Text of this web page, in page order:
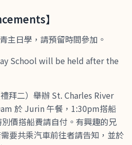
】
主日學，請預留時間參加。
School will be held after the
拜二）舉辦 St. Charles River
於 Jurin 午餐，1:30pm搭船
價搭船費請自付。有興趣的兄
要共乘汽車前往者請告知，並於